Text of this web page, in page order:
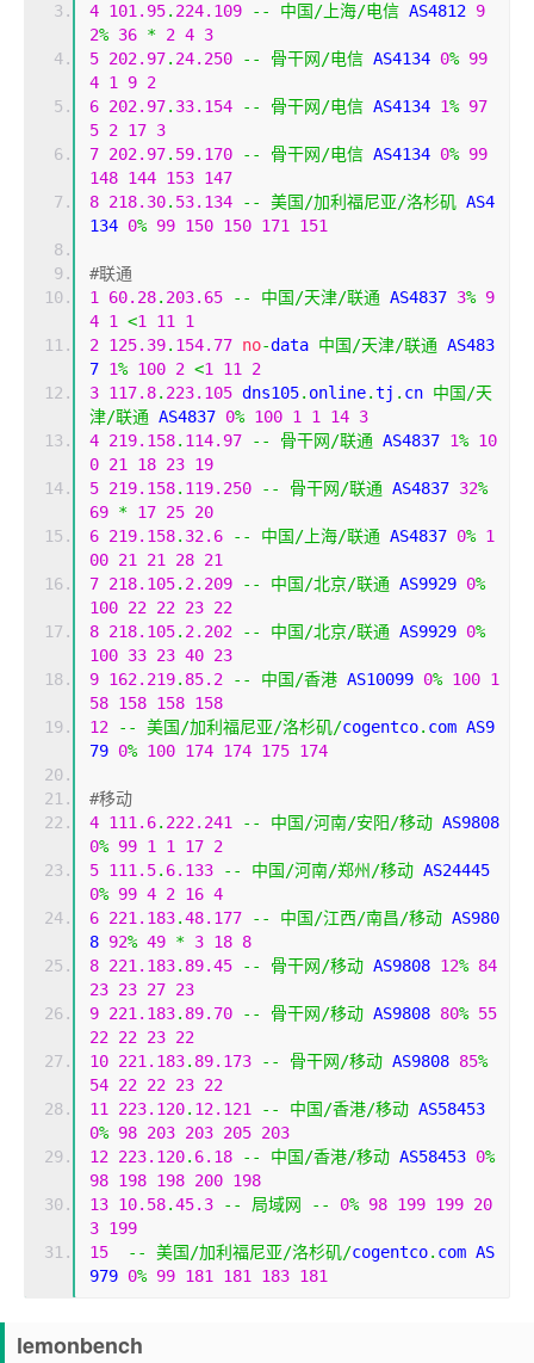
4 101.95. 224.109 -- 中国/上海/电信 AS4812 9
2% 36 * 2 4 3
5 202.97. 24.250 -- 骨干网/电信 AS4134 0% 99
4 1 9 2
6 202.97. 33.154 -- 骨干网/电信 AS4134 1% 97
5 2 17 3
7 202.97. 59.170 -- 骨干网/电信 AS4134 0% 99
148 144 153 147
8 218.30. 53.134 -- 美国/加利福尼亚/洛杉矶 AS4
134 0% 99 150 150 171 151
#联通
1 60.28. 203.65 -- 中国/天津/联通 AS4837 3% 9
4 1 <1 11 1
2 125.39. 154.77 no-data 中国/天津/联通 AS483
7 1% 100 2 <1 11 2
3 117.8. 223.105 dns105. online.tj . cn 中国/天
津/联通 AS4837 0% 100 1 1 14 3
4 219.158. 114.97 -- 骨干网/联通 AS4837 1% 10
0 21 18 23 19
5 219.158. 119.250 -- 骨干网/联通 AS4837 32%
69 * 17 25 20
6 219.158. 32.6 -- 中国/上海/联通 AS4837 0% 1
00 21 21 28 21
7 218.105. 2.209 -- 中国/北京/联通 AS9929 0%
100 22 22 23 22
8 218.105. 2.202 -- 中国/北京/联通 AS9929 0%
100 33 23 40 23
9 162.219. 85.2 -- 中国/香港 AS10099 0% 100 1
58 158 158 158
12
-- 美国/加利福尼亚/洛杉矶/cogentco. com AS9
79 0% 100 174 174 175 174
#移动
4 111.6. 222.241 -- 中国/河南/安阳/移动
0% 99 1 1 17 2
5 111.5. 6.133 -- 中国/河南/郑州/移动
0% 99 4 2 16 4
6 221.183.48.177 -- 中国/江西/南昌/移动 AS980
8 92% 49 * 3 18 8
8 221.183. 89.45 -- 骨干网/移动 AS9808 12% 84
23 23 27 23
9 221.183. 89.70 -- 骨干网/移动 AS9808 80% 55
22 22 23 22
10 221.183. 89.173 -- 骨干网/移动 AS9808 85%
54 22 22 23 22
11 223.120. 12.121 -- 中国/香港/移动
0% 98 203 203 205 203
12 223.120. 6.18 -- 中国/香港/移动 AS58453 0%
98 198 198 200 198
13 10.58.45.3 -- 局域网 -- 0% 98 199 199 20
3 199
15
-- 美国/加利福尼亚/洛杉矶/cogentco. com AS
979 0% 99 181 181 183 181
lemonbench